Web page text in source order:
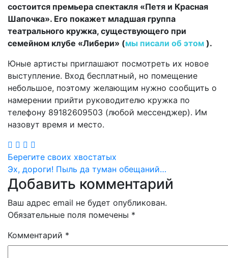
состоится премьера спектакля «Петя и Красная
Шапочка». Его покажет младшая группа
театрального кружка, существующего при
семейном клубе «Либери» (мы писали об этом ).
Юные артисты приглашают посмотреть их новое
выступление. Вход бесплатный, но помещение
небольшое, поэтому желающим нужно сообщить о
намерении прийти руководителю кружка по
телефону 89182609503 (любой мессенджер). Им
назовут время и место.
Навигация
по
записям
Берегите своих хвостатых
Эх, дороги! Пыль да туман обещаний…
Добавить комментарий
Ваш адрес email не будет опубликован.
Обязательные поля помечены *
Комментарий *